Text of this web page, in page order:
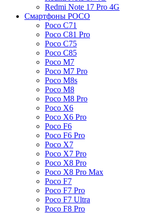
Redmi Note 17 Pro 4G
Смартфоны POCO
Poco C71
Poco C81 Pro
Poco C75
Poco C85
Poco M7
Poco M7 Pro
Poco M8s
Poco M8
Poco M8 Pro
Poco X6
Poco X6 Pro
Poco F6
Poco F6 Pro
Poco X7
Poco X7 Pro
Poco X8 Pro
Poco X8 Pro Max
Poco F7
Poco F7 Pro
Poco F7 Ultra
Poco F8 Pro